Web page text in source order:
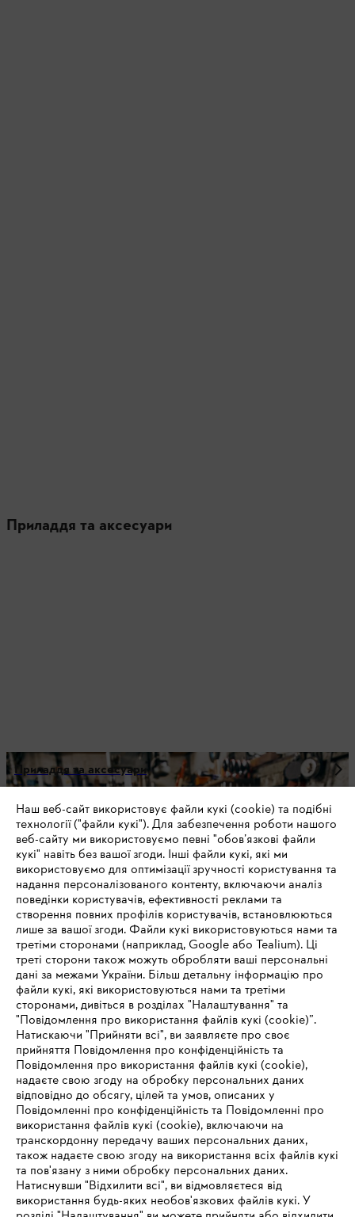
Приладдя та аксесуари
Приладдя та аксесуари
Паливно-мастильні матеріали
IHR BROWSER WIRD NICHT
Наш веб-сайт використовує файли кукі (cookie) та подібні
технології ("файли кукі"). Для забезпечення роботи нашого
веб-сайту ми використовуємо певні "обов’язкові файли
кукі" навіть без вашої згоди. Інші файли кукі, які ми
використовуємо для оптимізації зручності користування та
надання персоналізованого контенту, включаючи аналіз
поведінки користувачів, ефективності реклами та
створення повних профілів користувачів, встановлюються
лише за вашої згоди. Файли кукі використовуються нами та
третіми сторонами (наприклад, Google або Tealium). Ці
треті сторони також можуть обробляти ваші персональні
дані за межами України. Більш детальну інформацію про
файли кукі, які використовуються нами та третіми
сторонами, дивіться в розділах "Налаштування" та
"Повідомлення про використання файлів кукі (cookie)”.
Натискаючи "Прийняти всі", ви заявляєте про своє
прийняття Повідомлення про конфіденційність та
Повідомлення про використання файлів кукі (cookie),
надаєте свою згоду на обробку персональних даних
відповідно до обсягу, цілей та умов, описаних у
Повідомленні про конфіденційність та Повідомленні про
використання файлів кукі (cookie), включаючи на
транскордонну передачу ваших персональних даних,
також надаєте свою згоду на використання всіх файлів кукі
та пов'язану з ними обробку персональних даних.
Натиснувши "Відхилити всі", ви відмовляєтеся від
використання будь-яких необов'язкових файлів кукі. У